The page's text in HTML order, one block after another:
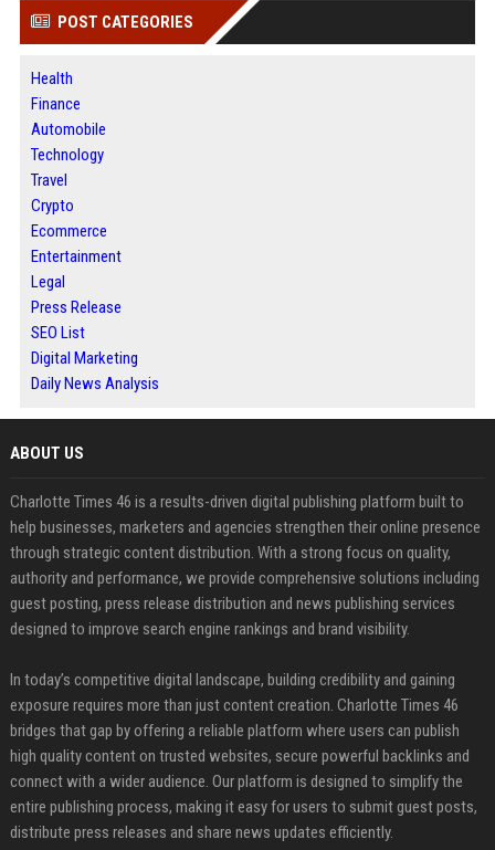
POST CATEGORIES
Health
Finance
Automobile
Technology
Travel
Crypto
Ecommerce
Entertainment
Legal
Press Release
SEO List
Digital Marketing
Daily News Analysis
ABOUT US
Charlotte Times 46 is a results-driven digital publishing platform built to
help businesses, marketers and agencies strengthen their online presence
through strategic content distribution. With a strong focus on quality,
authority and performance, we provide comprehensive solutions including
guest posting, press release distribution and news publishing services
designed to improve search engine rankings and brand visibility.
In today’s competitive digital landscape, building credibility and gaining
exposure requires more than just content creation. Charlotte Times 46
bridges that gap by offering a reliable platform where users can publish
high quality content on trusted websites, secure powerful backlinks and
connect with a wider audience. Our platform is designed to simplify the
entire publishing process, making it easy for users to submit guest posts,
distribute press releases and share news updates efficiently.